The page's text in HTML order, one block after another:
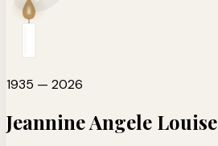
1935 — 2026
Jeannine Angele Louise